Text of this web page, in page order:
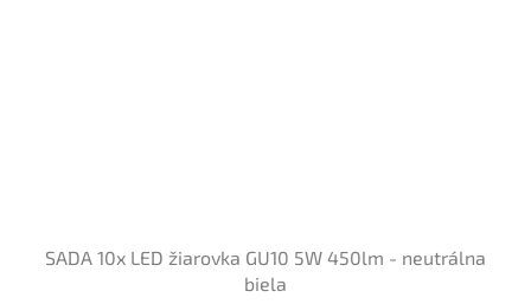
SADA 10x LED žiarovka GU10 5W 450lm - neutrálna
biela